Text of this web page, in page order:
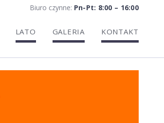
Biuro czynne: Pn-Pt: 8:00 – 16:00
LATO GALERIA KONTAKT